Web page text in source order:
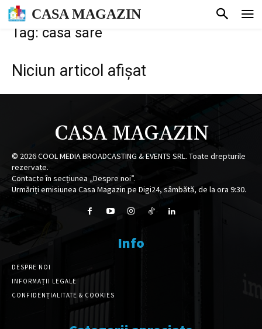
CASA MAGAZIN
Tag: casa sare
Niciun articol afișat
CASA MAGAZIN
© 2026COOL MEDIA BROADCASTING & EVENTS SRL. Toate drepturile
rezervate.
Contacte în secțiunea „Despre noi”.
Urmăriți emisiunea Casa Magazin pe Digi24, sâmbătă, de la ora 9:30.
Info
DESPRE NOI
INFORMAȚII LEGALE
CONFIDENȚIALITATE & COOKIES